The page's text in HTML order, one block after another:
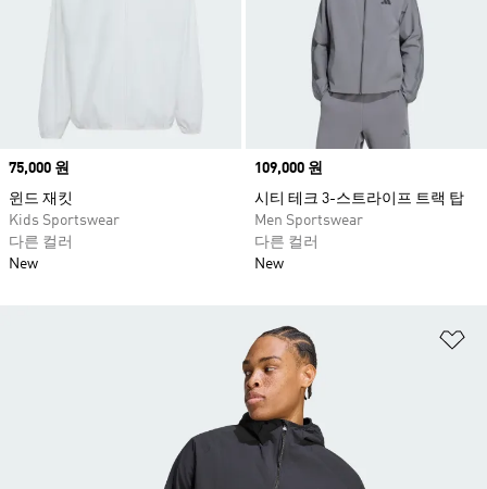
Price
75,000 원
윈드 재킷
Kids Sportswear
다른 컬러
New
Price
109,000 원
시티 테크 3-스트라이프 트랙 탑
Men Sportswear
다른 컬러
New